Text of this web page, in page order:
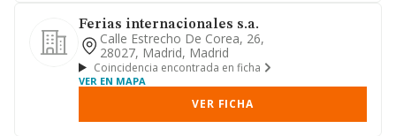
Ferias internacionales s.a.
Calle Estrecho De Corea, 26,
28027, Madrid, Madrid
Coincidencia encontrada en ficha
VER EN MAPA
VER FICHA